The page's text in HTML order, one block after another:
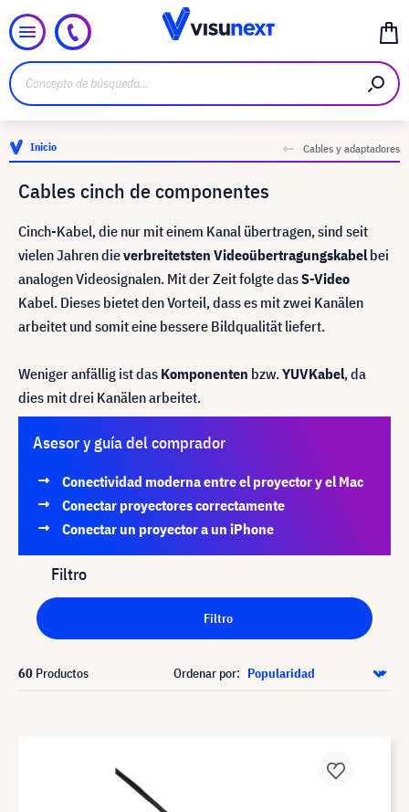
Inicio Cables y adaptadores
Cables cinch de componentes
Cinch-Kabel, die nur mit einem Kanal übertragen, sind seit
vielen Jahren dieverbreitetsten Videoübertragungskabelbei
analogen Videosignalen. Mit der Zeit folgte dasS-Video
Kabel. Dieses bietet den Vorteil, dass es mit zwei Kanälen
arbeitet und somit eine bessere Bildqualität liefert.
Weniger anfällig ist das Komponenten bzw.YUVKabel, da
dies mit drei Kanälen arbeitet.
Asesor y guía del comprador
Conectividad moderna entre el proyector y el Mac
Conectar proyectores correctamente
Conectar un proyector a un iPhone
Filtro
Filtro
60 Productos Ordenar por: